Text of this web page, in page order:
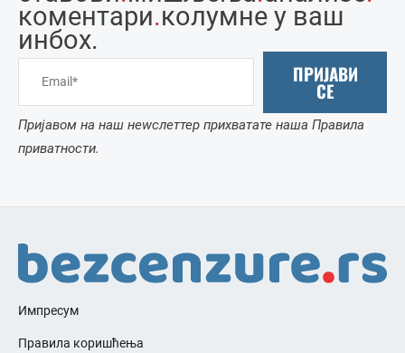
коментари.колумне у ваш
инбоx.
ПРИЈАВИ
СЕ
Пријавом на наш неwслеттер прихватате наша Правила
приватности.
Импресум
Правила коришћења